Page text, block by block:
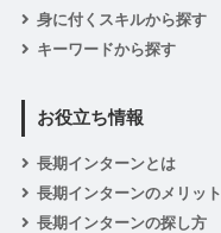
身に付くスキルから探す
キーワードから探す
お役立ち情報
長期インターンとは
長期インターンのメリット
長期インターンの探し方